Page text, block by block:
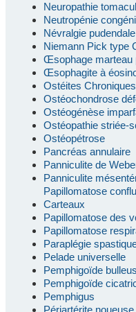
Neuropathie
Neutropénie
Névralgie pudendale
Niemann Pick type
Œsophage marteau
Œsophagite à
Ostéites
Ostéochondrose
Ostéogénèse
Ostéopathie striée-
Ostéopétrose
Pancréas annulaire
Panniculite de
Panniculite
Papillomatose
Carteaux
Papillomatose des
Papillomatose
Paraplégie
Pelade universelle
Pemphigoïde
Pemphigoïde
Pemphigus
Périartérite noueuse